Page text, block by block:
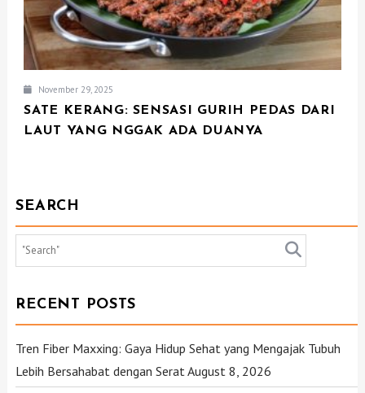
November 29, 2025
SATE KERANG: SENSASI GURIH PEDAS DARI
LAUT YANG NGGAK ADA DUANYA
SEARCH
RECENT POSTS
Tren Fiber Maxxing: Gaya Hidup Sehat yang Mengajak Tubuh
Lebih Bersahabat dengan Serat August 8, 2026